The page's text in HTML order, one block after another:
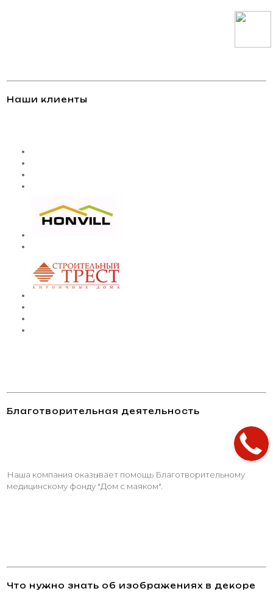
Наши клиенты
Благотворительная деятельность
Наша компания оказывает помощь Благотворительному
медицинскому фонду "Дом с маяком".
Что нужно знать об изображениях в декоре